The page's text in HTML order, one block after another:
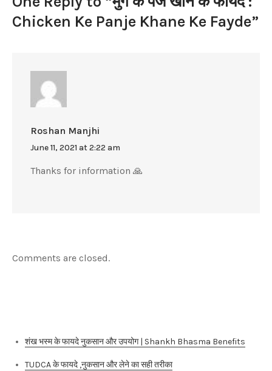
Khane
Ke
Chicken Ke Panje Khane Ke Fayde”
Roshan Manjhi
June 11, 2021 at 2:22 am
Thanks for information 🙏
Comments are closed.
शंख भस्म के फायदे नुकसान और उपयोग | Shankh Bhasma Benefits
TUDCA के फायदे ,नुकसान और लेने का सही तरीका